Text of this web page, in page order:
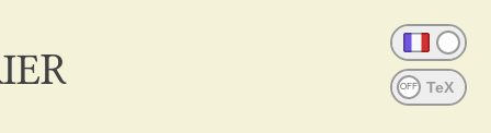
OFF